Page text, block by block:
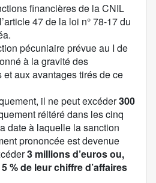
financières de la CNIL
47 de la loi n° 78-17 du
pécuniaire prévue au I de
à la gravité des
aux avantages tirés de ce
il ne peut excéder300
réitéré dans les cinq
date à laquelle la sanction
prononcée est devenue
3 millions d’euros ou,
% de leurchiffre d’affaires